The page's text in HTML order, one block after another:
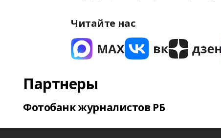
Читайте нас
Партнеры
Фотобанк журналистов РБ